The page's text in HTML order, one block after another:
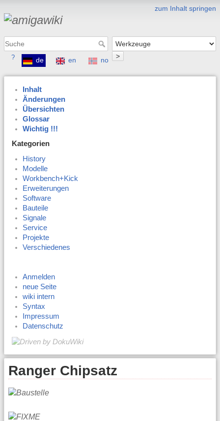
zum Inhalt springen
>
? de en no
Inhalt
Änderungen
Übersichten
Glossar
Wichtig !!!
Kategorien
History
Modelle
Workbench+Kick
Erweiterungen
Software
Bauteile
Signale
Service
Projekte
Verschiedenes
Anmelden
neue Seite
wiki intern
Syntax
Impressum
Datenschutz
Ranger Chipsatz